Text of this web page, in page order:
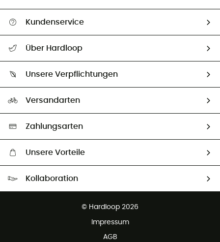
Kundenservice
Größentabelle
Vertrag widerrufen
Über Hardloop
Unsere Botschafter
Unsere Verpflichtungen
Auswahl an nachhaltigen Produkten
Versandarten
Zahlungsarten
Unsere Vorteile
Kollaboration
© Hardloop 2026
Impressum
AGB